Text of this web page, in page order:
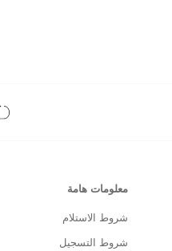
معلومات هامة
شروط الاستلام
شروط التسجيل